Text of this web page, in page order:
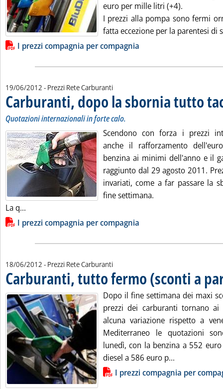
euro per mille litri (+4).
I prezzi alla pompa sono fermi
fatta eccezione per la parentesi di
Lista allegati PDF alla notizia
I prezzi compagnia per compagnia
19/06/2012 - Prezzi Rete Carburanti
Carburanti, dopo la sbornia tutto
Quotazioni internazionali in forte calo.
Scendono con forza i prezzi
anche il rafforzamento
benzina ai minimi dell'anno e il
raggiunto dal 29 agosto 2011.
invariati, come a far passare la
fine settimana.
La q...
Lista allegati PDF alla notizia
I prezzi compagnia per compagnia
18/06/2012 - Prezzi Rete Carburanti
Carburanti, tutto fermo (sconti a
Dopo il fine settimana dei maxi
prezzi dei carburanti tornano ai
alcuna variazione rispetto a
Mediterraneo le quotazioni
lunedì, con la benzina a 552
diesel a 586 euro p...
Lista allegati PDF alla notiziaI prezzi compagnia per